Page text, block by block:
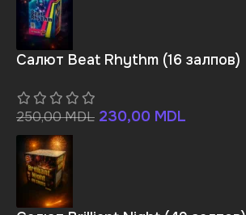
Салют Beat Rhythm (16 залпов)
250,00MDL 230,00 MDL